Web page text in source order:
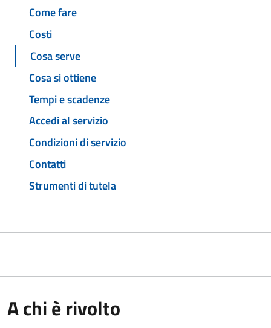
Come fare
Costi
Cosa serve
Cosa si ottiene
Tempi e scadenze
Accedi al servizio
Condizioni di servizio
Contatti
Strumenti di tutela
A chi è rivolto